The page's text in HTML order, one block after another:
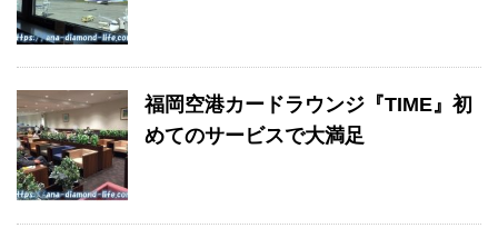
福岡空港カードラウンジ『TIME』初
めてのサービスで大満足